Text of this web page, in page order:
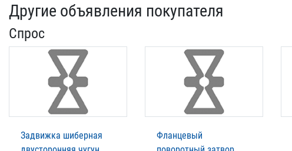
Другие объявления покупателя
Спрос
Задвижка шиберная
Фланцевый